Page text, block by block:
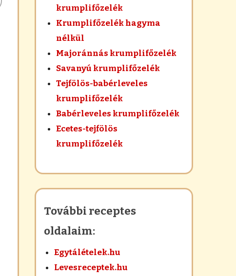
krumplifőzelék
Krumplifőzelék hagyma
nélkül
Majoránnás krumplifőzelék
Savanyú krumplifőzelék
Tejfölös-babérleveles
krumplifőzelék
Babérleveles krumplifőzelék
Ecetes-tejfölös
krumplifőzelék
További receptes
oldalaim:
Egytálételek.hu
Levesreceptek.hu